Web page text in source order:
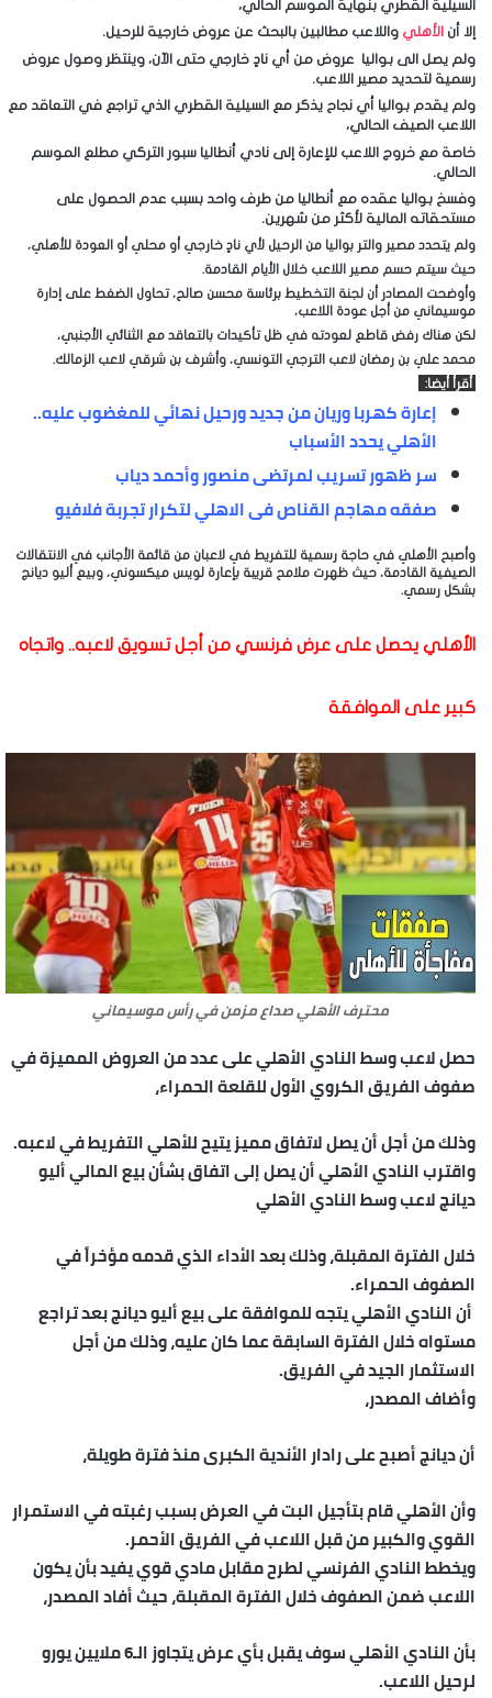
السيلية القطري بنهاية الموسم الحالي،
إلا أن الأهلي واللاعب مطالبين بالبحث عن عروض خارجية للرحيل.
ولم يصل الى بواليا عروض من أي نادٍ خارجي حتى الآن، وينتظر وصول عروض
رسمية لتحديد مصير اللاعب.
ولم يقدم بواليا أي نجاح يذكر مع السيلية القطري الذي تراجع في التعاقد مع
اللاعب الصيف الحالي،
خاصة مع خروج اللاعب للإعارة إلى نادي أنطاليا سبور التركي مطلع الموسم
الحالي.
وفسخ بواليا عقده مع أنطاليا من طرف واحد بسبب عدم الحصول على
مستحقاته المالية لأكثر من شهرين.
ولم يتحدد مصير والتر بواليا من الرحيل لأي نادٍ خارجي أو محلي أو العودة للأهلي،
حيث سيتم حسم مصير اللاعب خلال الأيام القادمة.
وأوضحت المصادر أن لجنة التخطيط برئاسة محسن صالح، تحاول الضغط على إدارة
موسيماني من أجل عودة اللاعب،
لكن هناك رفض قاطع لعودته في ظل تأكيدات بالتعاقد مع الثنائي الأجنبي،
محمد علي بن رمضان لاعب الترجي التونسي، وأشرف بن شرقي لاعب الزمالك.
أقرأ أيضا:
إعارة كهربا وريان من جديد ورحيل نهائي للمغضوب عليه..
الأهلي يحدد الأسباب
سر ظهور تسريب لمرتضى منصور وأحمد دياب
صفقه مهاجم القناص فى الاهلي لتكرار تجربة فلافيو
وأصبح الأهلي في حاجة رسمية للتفريط في لاعبان من قائمة الأجانب في الانتقالات
الصيفية القادمة، حيث ظهرت ملامح قريبة بإعارة لويس ميكسوني، وبيع أليو ديانج
بشكل رسمي.
الأهلي يحصل على عرض فرنسي من أجل تسويق لاعبه.. واتجاه
كبير على الموافقة
محترف الأهلي صداع مزمن في رأس موسيماني
حصل لاعب وسط النادي الأهلي على عدد من العروض المميزة في
صفوف الفريق الكروي الأول للقلعة الحمراء،
وذلك من أجل أن يصل لاتفاق مميز يتيح للأهلي التفريط في لاعبه.
واقترب النادي الأهلي أن يصل إلى اتفاق بشأن بيع المالي أليو
ديانج لاعب وسط النادي الأهلي
خلال الفترة المقبلة، وذلك بعد الأداء الذي قدمه مؤخراً في
الصفوف الحمراء.
أن النادي الأهلي يتجه للموافقة على بيع أليو ديانج بعد تراجع
مستواه خلال الفترة السابقة عما كان عليه، وذلك من أجل
الاستثمار الجيد في الفريق.
وأضاف المصدر،
أن ديانج أصبح على رادار الأندية الكبرى منذ فترة طويلة،
وأن الأهلي قام بتأجيل البت في العرض بسبب رغبته في الاستمرار
القوي والكبير من قبل اللاعب في الفريق الأحمر.
ويخطط النادي الفرنسي لطرح مقابل مادي قوي يفيد بأن يكون
اللاعب ضمن الصفوف خلال الفترة المقبلة، حيث أفاد المصدر،
بأن النادي الأهلي سوف يقبل بأي عرض يتجاوز الـ6 ملايين يورو
لرحيل اللاعب.